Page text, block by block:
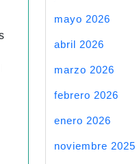
mayo 2026
abril 2026
marzo 2026
febrero 2026
enero 2026
noviembre 2025